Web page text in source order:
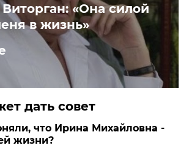
«Она силой
в жизнь»
дать совет
что Ирина Михайловна -
жизни?